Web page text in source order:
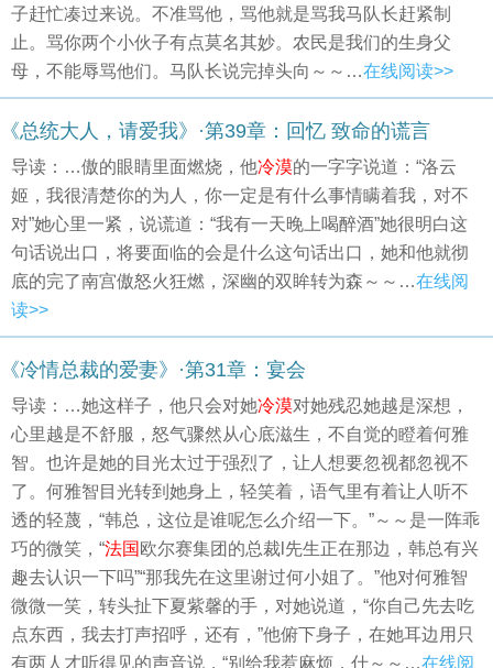
子赶忙凑过来说。不准骂他，骂他就是骂我马队长赶紧制
止。骂你两个小伙子有点莫名其妙。农民是我们的生身父
母，不能辱骂他们。马队长说完掉头向～～…在线阅读>>
《总统大人，请爱我》·第39章：回忆 致命的谎言
导读：…傲的眼睛里面燃烧，他冷漠的一字字说道：“洛云
姬，我很清楚你的为人，你一定是有什么事情瞒着我，对不
对”她心里一紧，说谎道：“我有一天晚上喝醉酒”她很明白这
句话说出口，将要面临的会是什么这句话出口，她和他就彻
底的完了南宫傲怒火狂燃，深幽的双眸转为森～～…在线阅
读>>
《冷情总裁的爱妻》·第31章：宴会
导读：…她这样子，他只会对她冷漠对她残忍她越是深想，
心里越是不舒服，怒气骤然从心底滋生，不自觉的瞪着何雅
智。也许是她的目光太过于强烈了，让人想要忽视都忽视不
了。何雅智目光转到她身上，轻笑着，语气里有着让人听不
透的轻蔑，“韩总，这位是谁呢怎么介绍一下。”～～是一阵乖
巧的微笑，“法国欧尔赛集团的总裁l先生正在那边，韩总有兴
趣去认识一下吗”“那我先在这里谢过何小姐了。”他对何雅智
微微一笑，转头扯下夏紫馨的手，对她说道，“你自己先去吃
点东西，我去打声招呼，还有，”他俯下身子，在她耳边用只
有两人才听得见的声音说，“别给我惹麻烦，什～～…在线阅